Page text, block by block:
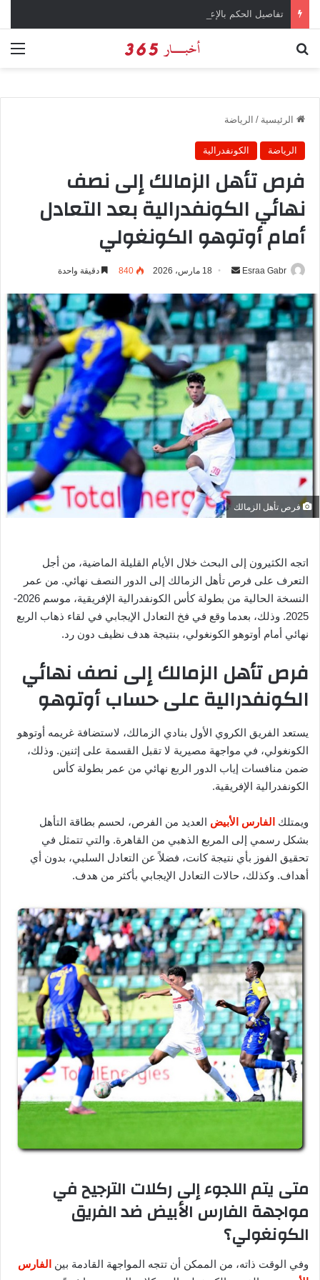
الرئيسية / الرياضة
الرياضة الكونفدرالية
فرص تأهل الزمالك إلى نصف
نهائي الكونفدرالية بعد التعادل
أمام أوتوهو الكونغولي
Esraa Gabr
س
ل
ب
ر
ا
إ
ل
ك
ت
ر
و
18 مارس، 2026 840 دقيقة واحدة
فرص تأهل الزمالك
اتجه الكثيرون إلى البحث خلال الأيام القليلة الماضية، من أجل
التعرف على فرص تأهل الزمالك إلى الدور النصف نهائي. من عمر
النسخة الحالية من بطولة كأس الكونفدرالية الإفريقية، موسم 2026-
2025. وذلك، بعدما وقع في فخ التعادل الإيجابي في لقاء ذهاب الربع
نهائي أمام أوتوهو الكونغولي، بنتيجة هدف نظيف دون رد.
فرص تأهل الزمالك إلى نصف نهائي
الكونفدرالية على حساب أوتوهو
يستعد الفريق الكروي الأول بنادي الزمالك، لاستضافة غريمه أوتوهو
الكونغولي، في مواجهة مصيرية لا تقبل القسمة على إثنين. وذلك،
ضمن منافسات إياب الدور الربع نهائي من عمر بطولة كأس
الكونفدرالية الإفريقية.
ويمتلك الفارس الأبيض العديد من الفرص، لحسم بطاقة التأهل
بشكل رسمي إلى المربع الذهبي من القاهرة. والتي تتمثل في
تحقيق الفوز بأي نتيجة كانت، فضلاً عن التعادل السلبي، بدون أي
أهداف. وكذلك، حالات التعادل الإيجابي بأكثر من هدف.
متى يتم اللجوء إلى ركلات الترجيح في
مواجهة الفارس الأبيض ضد الفريق
الكونغولي؟
وفي الوقت ذاته، من الممكن أن تتجه المواجهة القادمة بين الفارس